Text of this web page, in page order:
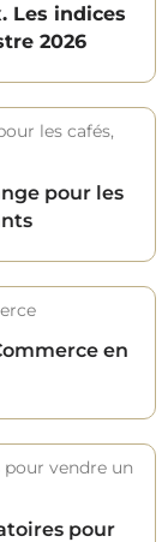
Les indices
2026
pour les
en
pour